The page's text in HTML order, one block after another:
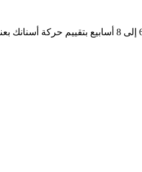
نقوم كل 6 إلى 8 أسابيع